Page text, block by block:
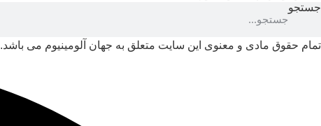
جستجو
تمام حقوق مادی و معنوی این سایت متعلق به جهان آلومینیوم می باشد.